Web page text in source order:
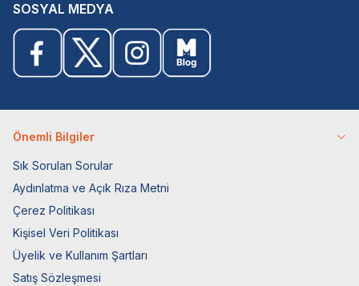
SOSYAL MEDYA
Önemli Bilgiler
Sık Sorulan Sorular
Aydınlatma ve Açık Rıza Metni
Çerez Politikası
Kişisel Veri Politikası
Üyelik ve Kullanım Şartları
Satış Sözleşmesi